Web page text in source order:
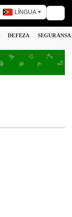
LÍNGUA
DEFEZA SEGURANSA